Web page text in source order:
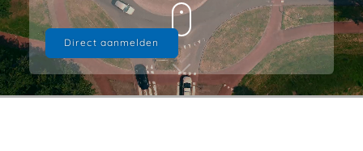
Direct aanmelden